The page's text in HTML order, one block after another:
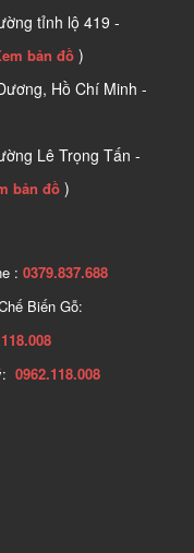
tỉnh lộ 419 -
bản đồ )
Hồ Chí Minh -
Lê Trọng Tấn -
bản đồ )
: 0379.837.688
Biến Gỗ:
0962.118.008